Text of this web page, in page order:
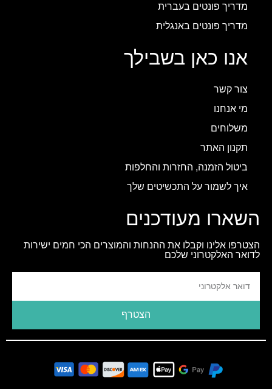
מדריך פונטים בעברית
מדריך פונטים באנגלית
אנו כאן בשבילך
צור קשר
מי אנחנו
משלוחים
תקנון האתר
ביטול הזמנה, החזרות והחלפות
איך לשמור על התכשיטים שלך
השארו מעודכנים
הצטרפו אלינו וקבלו את ההנחות והמוצרים הכי חמים ישירות
לדואר האלקטרוני שלכם
הצטרף